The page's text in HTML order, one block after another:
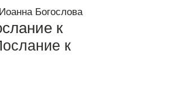
Богослова
к
к